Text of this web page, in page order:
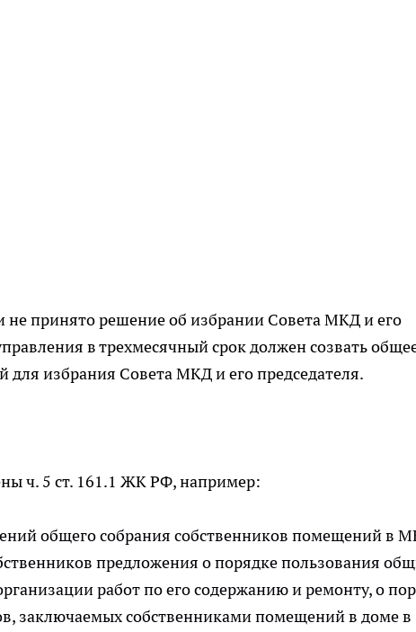
не принято решение об избрании Совета МКД и его
в трехмесячный срок должен созвать
избрания Совета МКД и его председателя.
ч. 5 ст. 161.1 ЖК РФ, например:
общего собрания собственников помещений в
предложения о порядке пользования
работ по его содержанию и ремонту, о
заключаемых собственниками помещений в доме в